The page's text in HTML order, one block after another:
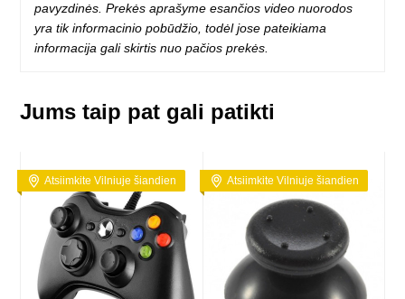
pavyzdinės. Prekės aprašyme esančios video nuorodos
yra tik informacinio pobūdžio, todėl jose pateikiama
informacija gali skirtis nuo pačios prekės.
Jums taip pat gali patikti
Atsiimkite Vilniuje šiandien Atsiimkite Vilniuje šiandien